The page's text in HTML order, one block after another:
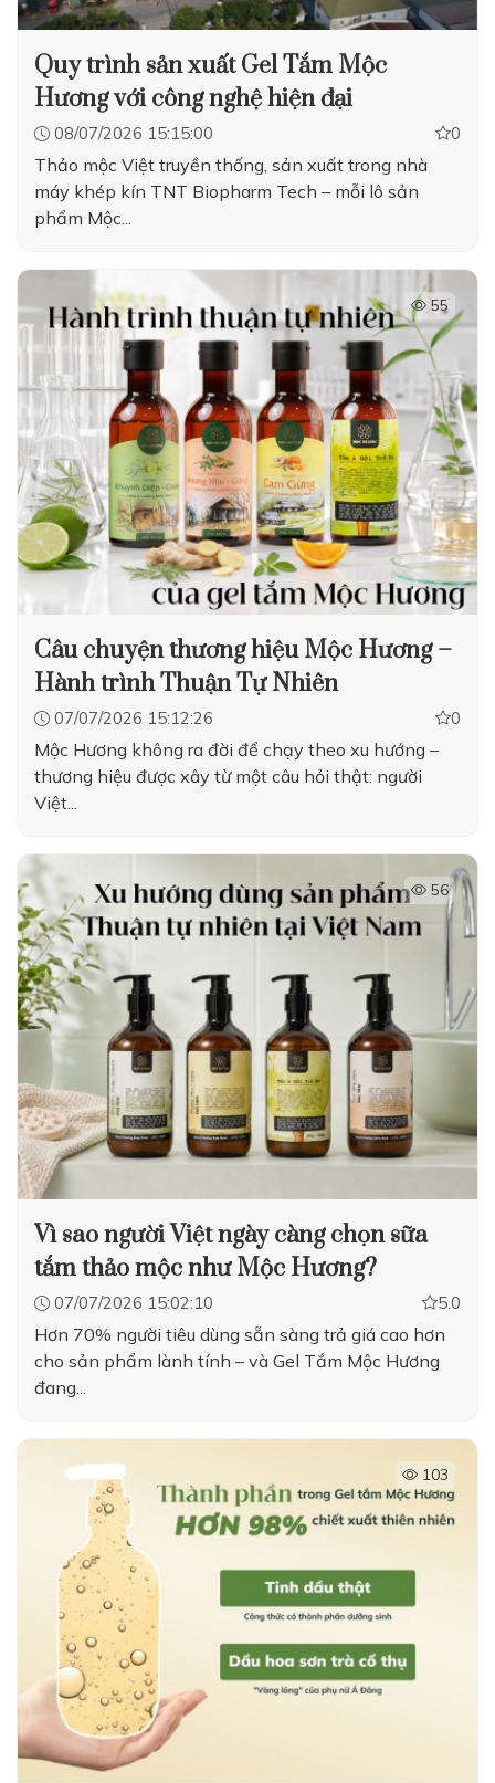
Quy trình sản xuất Gel Tắm Mộc
Hương với công nghệ hiện đại
08/07/2026 15:15:00 0
Thảo mộc Việt truyền thống, sản xuất trong nhà
máy khép kín TNT Biopharm Tech – mỗi lô sản
phẩm Mộc...
55
Câu chuyện thương hiệu Mộc Hương –
Hành trình Thuận Tự Nhiên
07/07/2026 15:12:26 0
Mộc Hương không ra đời để chạy theo xu hướng –
thương hiệu được xây từ một câu hỏi thật: người
Việt...
56
Vì sao người Việt ngày càng chọn sữa
tắm thảo mộc như Mộc Hương?
07/07/2026 15:02:10 5.0
Hơn 70% người tiêu dùng sẵn sàng trả giá cao hơn
cho sản phẩm lành tính – và Gel Tắm Mộc Hương
đang...
103